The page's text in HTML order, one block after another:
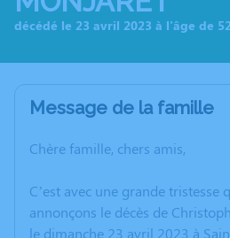
décédé le 23 avril 2023 à l'âge de
Message de la famille
Chère famille, chers amis,
C’est avec une grande tristesse
annonçons le décès de
le dimanche 23 avril 2023 à